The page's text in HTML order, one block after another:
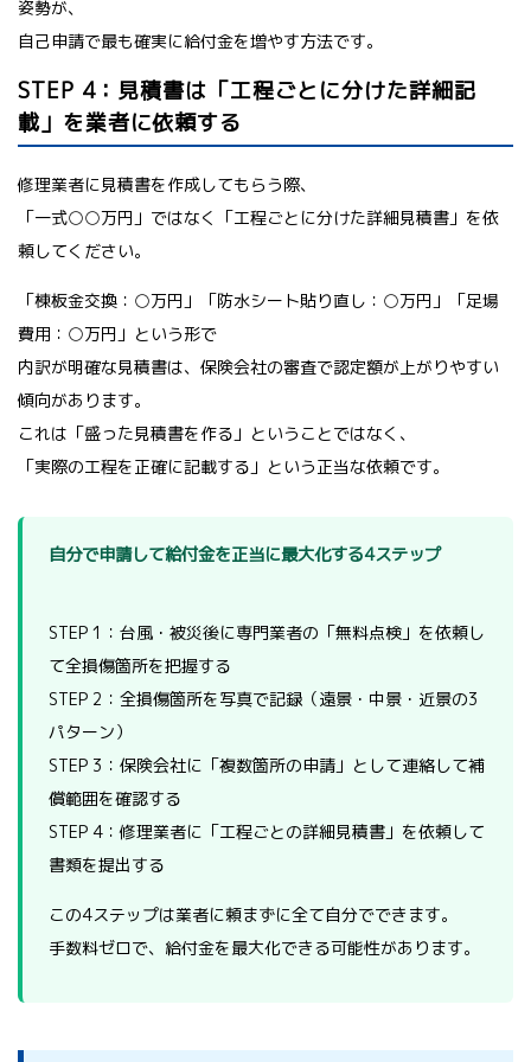
姿勢が、
自己申請で最も確実に給付金を増やす方法です。
STEP 4：見積書は「工程ごとに分けた詳細記
載」を業者に依頼する
修理業者に見積書を作成してもらう際、
「一式○○万円」ではなく「工程ごとに分けた詳細見積書」を依
頼してください。
「棟板金交換：○万円」「防水シート貼り直し：○万円」「足場
費用：○万円」という形で
内訳が明確な見積書は、保険会社の審査で認定額が上がりやすい
傾向があります。
これは「盛った見積書を作る」ということではなく、
「実際の工程を正確に記載する」という正当な依頼です。
自分で申請して給付金を正当に最大化する4ステップ
STEP 1：台風・被災後に専門業者の「無料点検」を依頼し
て全損傷箇所を把握する
STEP 2：全損傷箇所を写真で記録（遠景・中景・近景の3
パターン）
STEP 3：保険会社に「複数箇所の申請」として連絡して補
償範囲を確認する
STEP 4：修理業者に「工程ごとの詳細見積書」を依頼して
書類を提出する
この4ステップは業者に頼まずに全て自分でできます。
手数料ゼロで、給付金を最大化できる可能性があります。